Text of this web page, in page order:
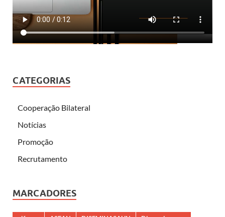
CATEGORIAS
Cooperação Bilateral
Notícias
Promoção
Recrutamento
MARCADORES